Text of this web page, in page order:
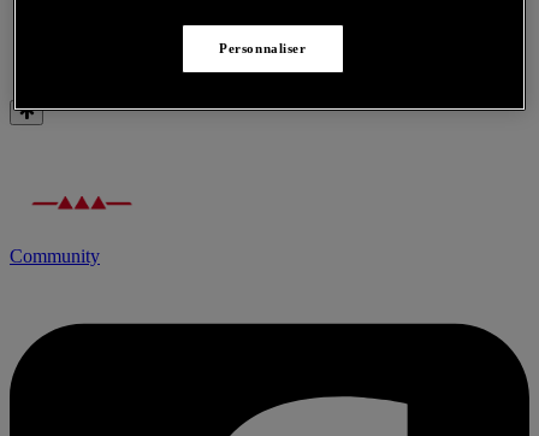
HDP DJ Light-Show Adv - User Manual
Community
Personnaliser